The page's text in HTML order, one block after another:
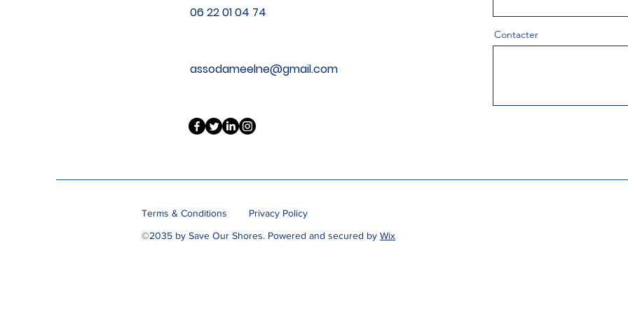
06 22 01 04 74
assodameelne@gmail.com
Contacter
Terms & Conditions
Privacy Policy
©2035 by Save Our Shores. Powered and secured by Wix